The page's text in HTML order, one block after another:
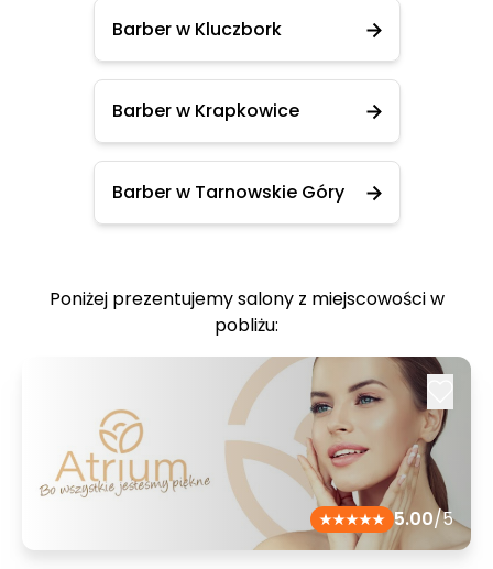
Barber w Kluczbork
Barber w Krapkowice
Barber w Tarnowskie Góry
Poniżej prezentujemy salony z miejscowości w
pobliżu:
5.00/5